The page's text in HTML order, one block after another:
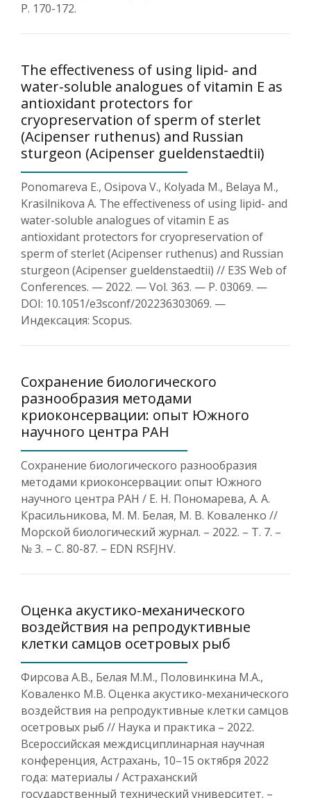
P. 170-172.
The effectiveness of using lipid- and
water-soluble analogues of vitamin E as
antioxidant protectors for
cryopreservation of sperm of sterlet
(Acipenser ruthenus) and Russian
sturgeon (Acipenser gueldenstaedtii)
Ponomareva E., Osipova V., Kolyada M., Belaya M.,
Krasilnikova A. The effectiveness of using lipid- and
water-soluble analogues of vitamin E as
antioxidant protectors for cryopreservation of
sperm of sterlet (Acipenser ruthenus) and Russian
sturgeon (Acipenser gueldenstaedtii) // E3S Web of
Conferences. — 2022. — Vol. 363. — Р. 03069. —
DOI: 10.1051/e3sconf/202236303069. —
Индексация: Scopus.
Сохранение биологического
разнообразия методами
криоконсервации: опыт Южного
научного центра РАН
Сохранение биологического разнообразия
методами криоконсервации: опыт Южного
научного центра РАН / Е. Н. Пономарева, А. А.
Красильникова, М. М. Белая, М. В. Коваленко //
Морской биологический журнал. – 2022. – Т. 7. –
№ 3. – С. 80-87. – EDN RSFJHV.
Оценка акустико-механического
воздействия на репродуктивные
клетки самцов осетровых рыб
Фирсова А.В., Белая М.М., Половинкина М.А.,
Коваленко М.В. Оценка акустико-механического
воздействия на репродуктивные клетки самцов
осетровых рыб // Наука и практика – 2022.
Всероссийская междисциплинарная научная
конференция, Астрахань, 10–15 октября 2022
года: материалы / Астраханский
государственный технический университет. –